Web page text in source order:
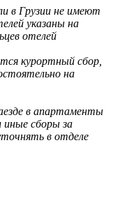
в Грузии не имеют
указаны на
отелей
курортный сбор,
на
в апартаменты
иные сборы за
в отделе